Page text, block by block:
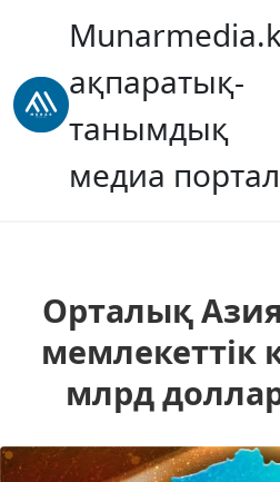
ақпаратық-
танымдық
медиа портал
Орталық
мемлекеттік
млрд